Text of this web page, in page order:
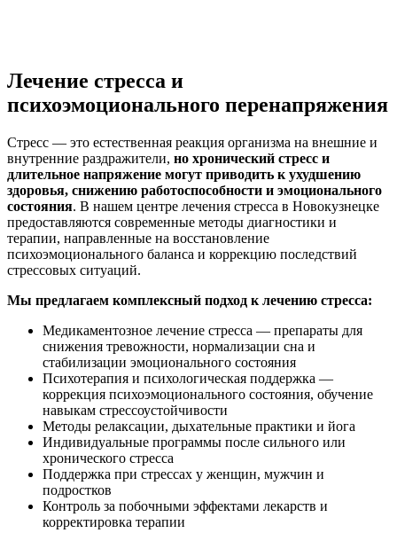
Лечение стресса и
психоэмоционального перенапряжения
Стресс — это естественная реакция организма на внешние и
внутренние раздражители, но хронический стресс и
длительное напряжение могут приводить к ухудшению
здоровья, снижению работоспособности и эмоционального
состояния. В нашем центре лечения стресса в Новокузнецке
предоставляются современные методы диагностики и
терапии, направленные на восстановление
психоэмоционального баланса и коррекцию последствий
стрессовых ситуаций.
Мы предлагаем комплексный подход к лечению стресса:
Медикаментозное лечение стресса — препараты для
снижения тревожности, нормализации сна и
стабилизации эмоционального состояния
Психотерапия и психологическая поддержка —
коррекция психоэмоционального состояния, обучение
навыкам стрессоустойчивости
Методы релаксации, дыхательные практики и йога
Индивидуальные программы после сильного или
хронического стресса
Поддержка при стрессах у женщин, мужчин и
подростков
Контроль за побочными эффектами лекарств и
корректировка терапии